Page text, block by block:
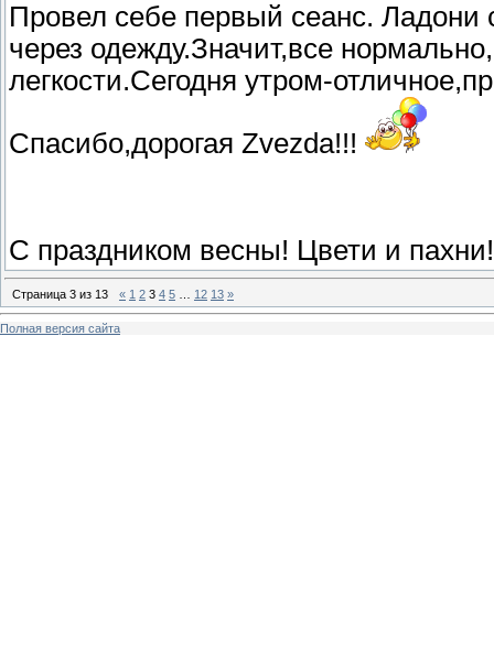
Провел себе первый сеанс.
через одежду.Значит,все
легкости.Сегодня утром-
Спасибо,дорогая Zvezda!!!
С праздником весны! Цвети и
Страница 3 из 13 « 1 2 3 4 5 12 13 »
Полная версия сайта